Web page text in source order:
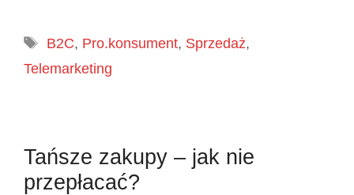
Tagi
B2C, Pro.konsument, Sprzedaż,
Telemarketing
Tańsze zakupy – jak nie
przepłacać?